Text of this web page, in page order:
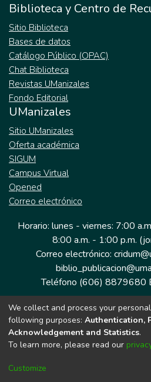
Biblioteca y Centro de
Sitio Biblioteca
Bases de datos
Catálogo Público (OPAC)
Chat Biblioteca
Revistas UManizales
Fondo Editorial
UManizales
Sitio UManizales
Oferta académica
SIGUM
Campus Virtual
Opened
Correo electrónico
Horario: lunes - viernes: 7:00
8:00 a.m. - 1:00 p.m.
Correo electrónico:
Teléfono (606) 8879680
Dirección: Cra 9 a # 19-03
Manizales,
Colombia.
Tecnología DSpace
We collect and process your
following purposes: Authentication,
Acknowledgement and Statistics.
To learn more, please read our
Customize